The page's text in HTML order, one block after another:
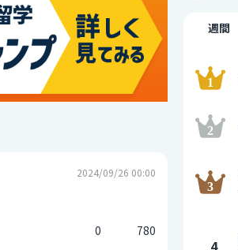
2024/09/26 00:00
0 780
週間
4